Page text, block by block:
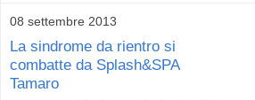
08 settembre 2013
La sindrome da rientro si
combatte da Splash&SPA
Tamaro